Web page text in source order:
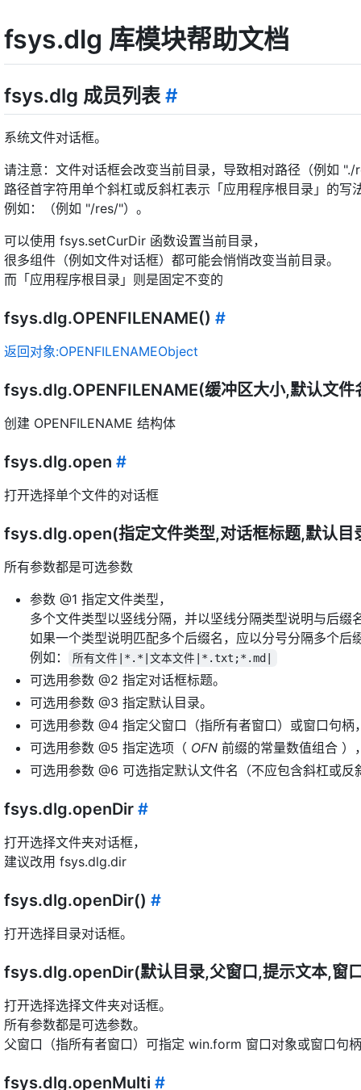
fsys.dlg 库模块帮助文档
fsys.dlg 成员列表 #
系统文件对话框。
请注意：文件对话框会改变当前目录，导致相对路径（例如
路径首字符用单个斜杠或反斜杠表示「应用程序根目录」的写
例如：（例如 "/res/"）。
可以使用 fsys.setCurDir 函数设置当前目录，
很多组件（例如文件对话框）都可能会悄悄改变当前目录。
而「应用程序根目录」则是固定不变的
fsys.dlg.OPENFILENAME() #
返回对象:OPENFILENAMEObject
fsys.dlg.OPENFILENAME(缓冲区大小,默认文
创建 OPENFILENAME 结构体
fsys.dlg.open #
打开选择单个文件的对话框
fsys.dlg.open(指定文件类型,对话框标题,默认目
所有参数都是可选参数
参数 @1 指定文件类型，
多个文件类型以竖线分隔，并以坚线分隔类型说明与后缀
如果一个类型说明匹配多个后缀名，应以分号分隔多个后
例如：
所有文件|*.*|文本文件|*.txt;*.md|
可选用参数 @2 指定对话框标题。
可选用参数 @3 指定默认目录。
可选用参数 @4 指定父窗口（指所有者窗口）或窗口句柄
可选用参数 @5 指定选项（ OFN 前缀的常量数值组合
可选用参数 @6 可选指定默认文件名（不应包含斜杠或反
fsys.dlg.openDir #
打开选择文件夹对话框，
建议改用 fsys.dlg.dir
fsys.dlg.openDir() #
打开选择目录对话框。
fsys.dlg.openDir(默认目录,父窗口,提示文本,窗
打开选择选择文件夹对话框。
所有参数都是可选参数。
父窗口（指所有者窗口）可指定 win.form 窗口对象或窗口句
fsys.dlg.openMulti #